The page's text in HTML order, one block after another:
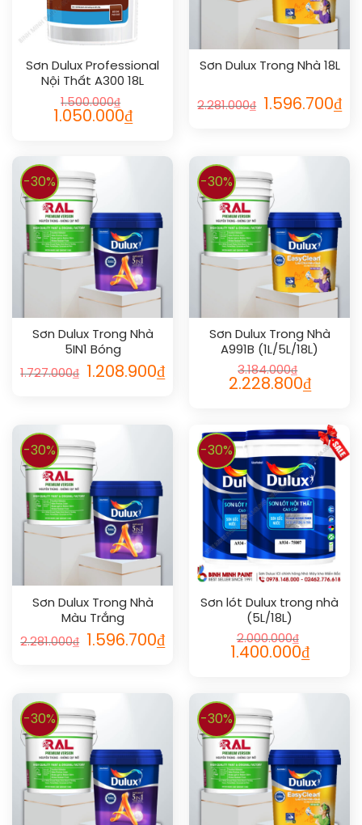
Sơn Dulux Professional
Nội Thất A300 18L
1.500.000₫
1.050.000₫
Sơn Dulux Trong Nhà 18L
2.281.000₫ 1.596.700₫
-30%
Sơn Dulux Trong Nhà
5IN1 Bóng
1.727.000₫ 1.208.900₫
-30%
Sơn Dulux Trong Nhà
A991B (1L/5L/18L)
3.184.000₫
2.228.800₫
-30%
Sơn Dulux Trong Nhà
Màu Trắng
2.281.000₫ 1.596.700₫
-30%
Sơn lót Dulux trong nhà
(5L/18L)
2.000.000₫
1.400.000₫
-30% -30%